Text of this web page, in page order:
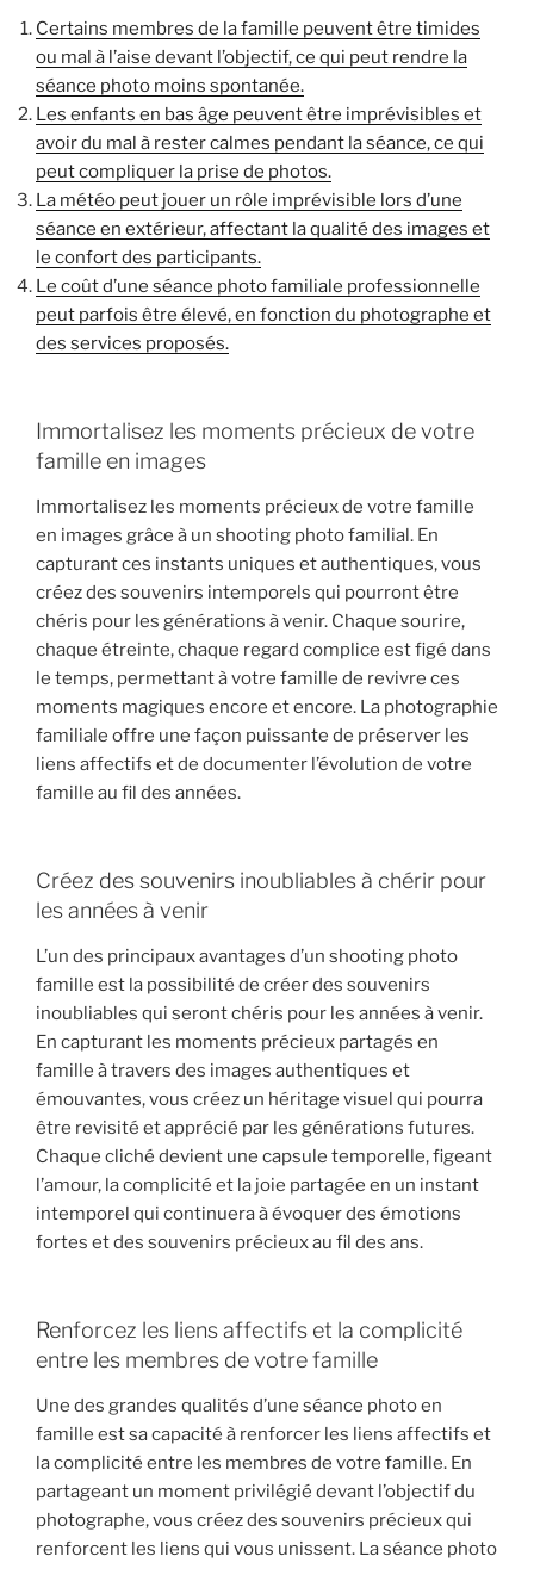
Certains membres de la famille peuvent être timides
ou mal à l’aise devant l’objectif, ce qui peut rendre la
séance photo moins spontanée.
Les enfants en bas âge peuvent être imprévisibles et
avoir du mal à rester calmes pendant la séance, ce qui
peut compliquer la prise de photos.
La météo peut jouer un rôle imprévisible lors d’une
séance en extérieur, affectant la qualité des images et
le confort des participants.
Le coût d’une séance photo familiale professionnelle
peut parfois être élevé, en fonction du photographe et
des services proposés.
Immortalisez les moments précieux de votre
famille en images
Immortalisez les moments précieux de votre famille
en images grâce à un shooting photo familial. En
capturant ces instants uniques et authentiques, vous
créez des souvenirs intemporels qui pourront être
chéris pour les générations à venir. Chaque sourire,
chaque étreinte, chaque regard complice est figé dans
le temps, permettant à votre famille de revivre ces
moments magiques encore et encore. La photographie
familiale offre une façon puissante de préserver les
liens affectifs et de documenter l’évolution de votre
famille au fil des années.
Créez des souvenirs inoubliables à chérir pour
les années à venir
L’un des principaux avantages d’un shooting photo
famille est la possibilité de créer des souvenirs
inoubliables qui seront chéris pour les années à venir.
En capturant les moments précieux partagés en
famille à travers des images authentiques et
émouvantes, vous créez un héritage visuel qui pourra
être revisité et apprécié par les générations futures.
Chaque cliché devient une capsule temporelle, figeant
l’amour, la complicité et la joie partagée en un instant
intemporel qui continuera à évoquer des émotions
fortes et des souvenirs précieux au fil des ans.
Renforcez les liens affectifs et la complicité
entre les membres de votre famille
Une des grandes qualités d’une séance photo en
famille est sa capacité à renforcer les liens affectifs et
la complicité entre les membres de votre famille. En
partageant un moment privilégié devant l’objectif du
photographe, vous créez des souvenirs précieux qui
renforcent les liens qui vous unissent. La séance photo